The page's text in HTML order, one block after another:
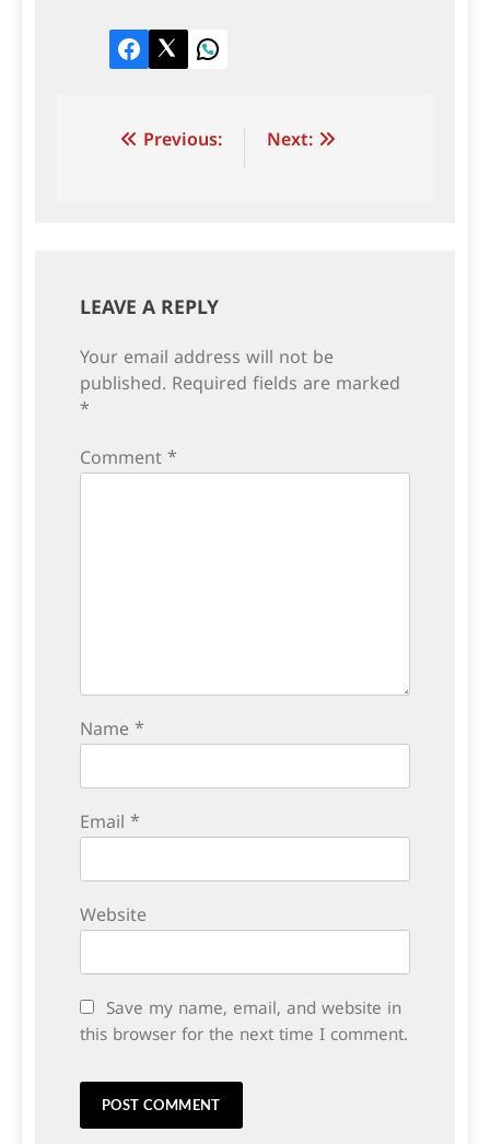
Facebook
TwitterLinkedIn
Post Previous: Next:
LEAVE A REPLY
Your email address will not be
published. Required fields are marked
*
Comment *
Name *
Email *
Website
Save my name, email, and website in
this browser for the next time I comment.